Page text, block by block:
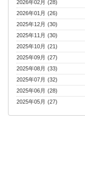
2026年02月 (28)
2026年01月 (26)
2025年12月 (30)
2025年11月 (30)
2025年10月 (21)
2025年09月 (27)
2025年08月 (33)
2025年07月 (32)
2025年06月 (28)
2025年05月 (27)